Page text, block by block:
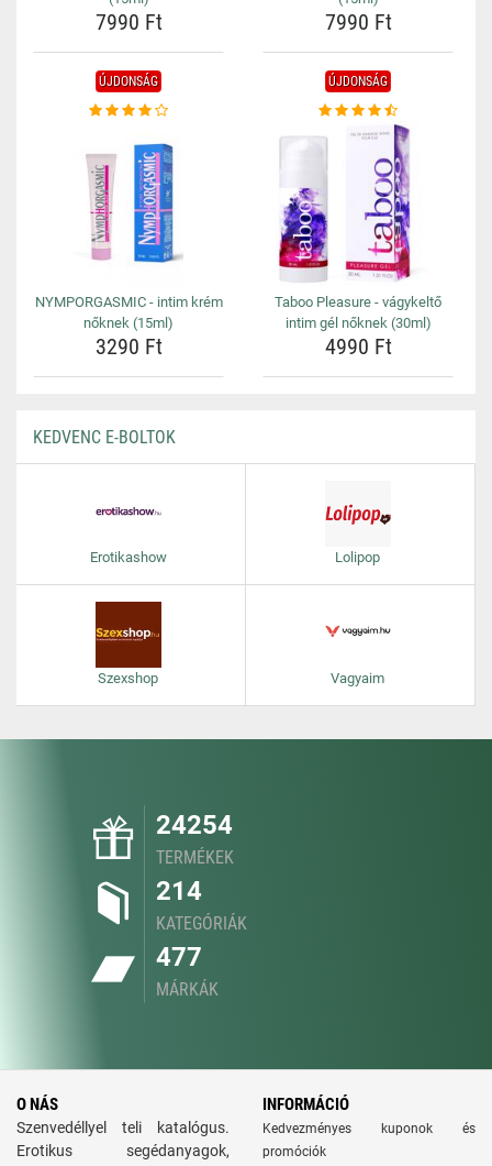
7990 Ft 7990 Ft
ÚJDONSÁG
NYMPORGASMIC - intim krém
nőknek (15ml)
3290 Ft
ÚJDONSÁG
Taboo Pleasure - vágykeltő
intim gél nőknek (30ml)
4990 Ft
KEDVENC E-BOLTOK
Erotikashow Lolipop
Szexshop Vagyaim
24254
TERMÉKEK
214
KATEGÓRIÁK
477
MÁRKÁK
O NÁS
Szenvedéllyel teli katalógus.
Erotikus segédanyagok,
INFORMÁCIÓ
Kedvezményes kuponok és
promóciók